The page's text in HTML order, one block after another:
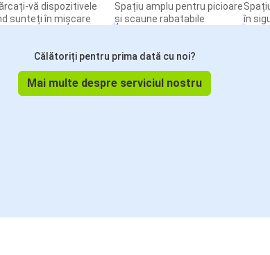
vă dispozitivele
sunteți în mișcare
Spațiu amplu pentru picioare
și scaune rabatabile
în
Călătoriți pentru prima dată cu noi?
Mai multe despre serviciul nostru